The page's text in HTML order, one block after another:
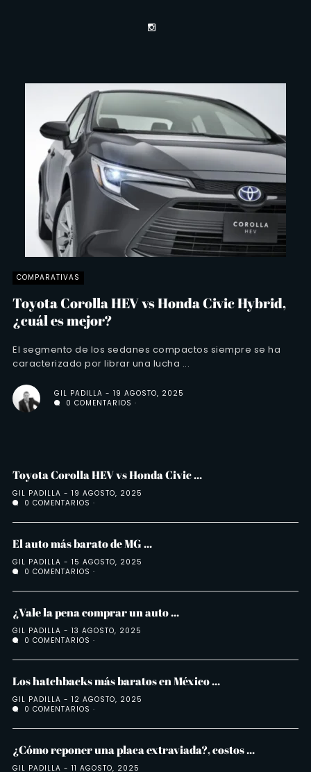
COMPARATIVAS
Toyota Corolla HEV vs Honda Civic Hybrid,
¿cuál es mejor?
El segmento de los sedanes compactos siempre se ha
caracterizado por librar una lucha ...
GIL PADILLA
19 AGOSTO, 2025
0 COMENTARIOS
Toyota Corolla HEV vs Honda Civic ...
GIL PADILLA
19 AGOSTO, 2025
0 COMENTARIOS
El auto más barato de MG ...
GIL PADILLA
15 AGOSTO, 2025
0 COMENTARIOS
¿Vale la pena comprar un auto ...
GIL PADILLA
13 AGOSTO, 2025
0 COMENTARIOS
Los hatchbacks más baratos en México ...
GIL PADILLA
12 AGOSTO, 2025
0 COMENTARIOS
¿Cómo reponer una placa extraviada?, costos ...
GIL PADILLA 11 AGOSTO, 2025